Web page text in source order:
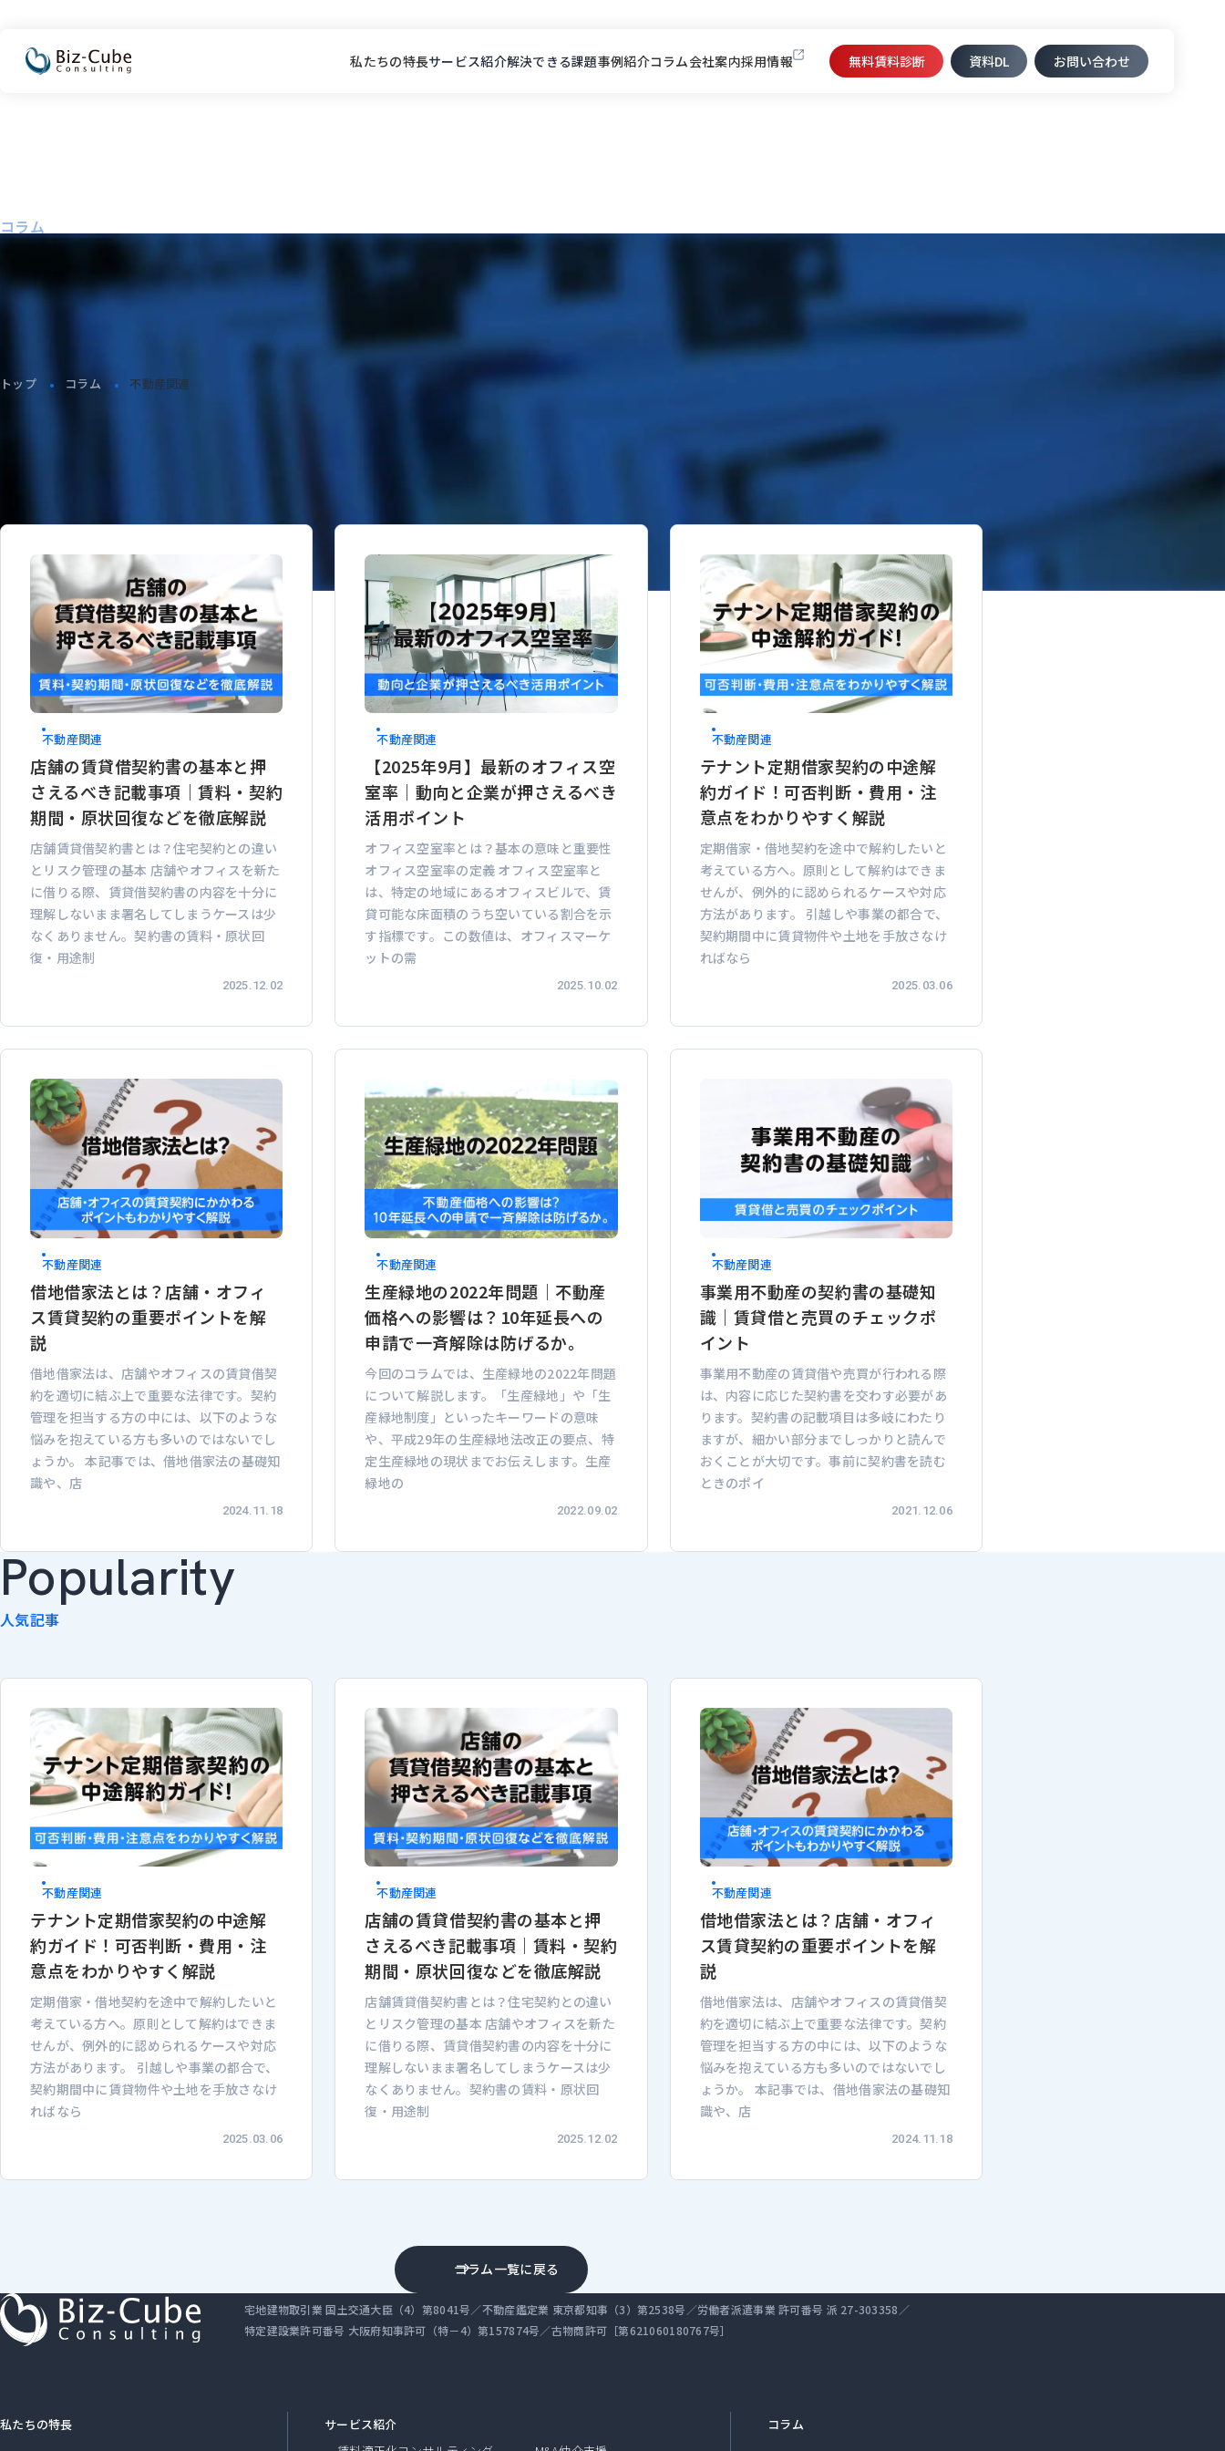
私たちの特長サービス紹介解決できる課題事例紹介コラム会社案内採用情報 無料賃料診断 資料DL​ お問い合わせ
コラム
トップ コラム 不動産関連
不動産関連
店舗の賃貸借契約書の基本と押
さえるべき記載事項｜賃料・契約
期間・原状回復などを徹底解説
店舗賃貸借契約書とは？住宅契約との違い
とリスク管理の基本 店舗やオフィスを新た
に借りる際、賃貸借契約書の内容を十分に
理解しないまま署名してしまうケースは少
なくありません。契約書の賃料・原状回
復・用途制
2025.12.02
不動産関連
【2025年9月】最新のオフィス空
室率｜動向と企業が押さえるべき
活用ポイント
オフィス空室率とは？基本の意味と重要性
オフィス空室率の定義 オフィス空室率と
は、特定の地域にあるオフィスビルで、賃
貸可能な床面積のうち空いている割合を示
す指標です。この数値は、オフィスマーケ
ットの需
2025.10.02
不動産関連
テナント定期借家契約の中途解
約ガイド！可否判断・費用・注
意点をわかりやすく解説
定期借家・借地契約を途中で解約したいと
考えている方へ。原則として解約はできま
せんが、例外的に認められるケースや対応
方法があります。 引越しや事業の都合で、
契約期間中に賃貸物件や土地を手放さなけ
ればなら
2025.03.06
不動産関連
借地借家法とは？店舗・オフィ
ス賃貸契約の重要ポイントを解
説
借地借家法は、店舗やオフィスの賃貸借契
約を適切に結ぶ上で重要な法律です。契約
管理を担当する方の中には、以下のような
悩みを抱えている方も多いのではないでし
ょうか。 本記事では、借地借家法の基礎知
識や、店
2024.11.18
不動産関連
生産緑地の2022年問題｜不動産
価格への影響は？10年延長への
申請で一斉解除は防げるか。
今回のコラムでは、生産緑地の2022年問題
について解説します。「生産緑地」や「生
産緑地制度」といったキーワードの意味
や、平成29年の生産緑地法改正の要点、特
定生産緑地の現状までお伝えします。生産
緑地の
2022.09.02
不動産関連
事業用不動産の契約書の基礎知
識｜賃貸借と売買のチェックポ
イント
事業用不動産の賃貸借や売買が行われる際
は、内容に応じた契約書を交わす必要があ
ります。契約書の記載項目は多岐にわたり
ますが、細かい部分までしっかりと読んで
おくことが大切です。事前に契約書を読む
ときのポイ
2021.12.06
Popularity
人気記事
不動産関連
テナント定期借家契約の中途解
約ガイド！可否判断・費用・注
意点をわかりやすく解説
定期借家・借地契約を途中で解約したいと
考えている方へ。原則として解約はできま
せんが、例外的に認められるケースや対応
方法があります。 引越しや事業の都合で、
契約期間中に賃貸物件や土地を手放さなけ
ればなら
2025.03.06
不動産関連
店舗の賃貸借契約書の基本と押
さえるべき記載事項｜賃料・契約
期間・原状回復などを徹底解説
店舗賃貸借契約書とは？住宅契約との違い
とリスク管理の基本 店舗やオフィスを新た
に借りる際、賃貸借契約書の内容を十分に
理解しないまま署名してしまうケースは少
なくありません。契約書の賃料・原状回
復・用途制
2025.12.02
不動産関連
借地借家法とは？店舗・オフィ
ス賃貸契約の重要ポイントを解
説
借地借家法は、店舗やオフィスの賃貸借契
約を適切に結ぶ上で重要な法律です。契約
管理を担当する方の中には、以下のような
悩みを抱えている方も多いのではないでし
ょうか。 本記事では、借地借家法の基礎知
識や、店
2024.11.18
コラム一覧に戻る
宅地建物取引業 国土交通大臣（4）第8041号／不動産鑑定業 東京都知事（3）第2538号／労働者派遣事業 許可番号 派 27-303358／
特定建設業許可番号 大阪府知事許可（特－4）第157874号／古物商許可［第621060180767号］
私たちの特長
サービス紹介
コラム